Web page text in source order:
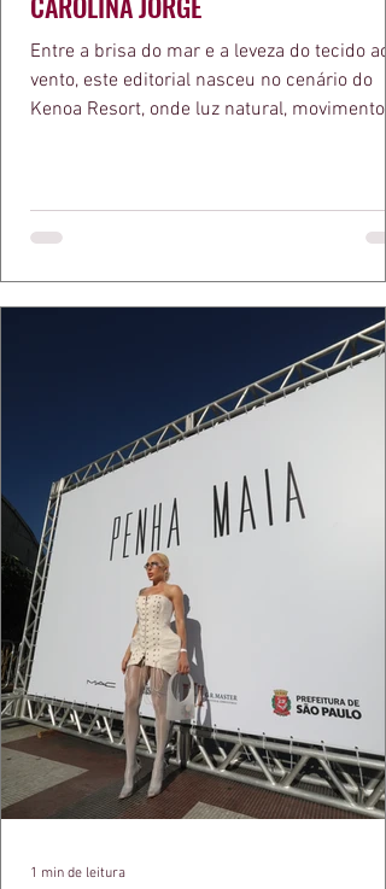
Entre a brisa do mar e a leveza do tecido ao
vento, este editorial nasceu no cenário do
Kenoa Resort, onde luz natural, movimento e
algo de intemporal em vestir o vento e
que ele conduza a cena. Cada dobra do
cada reflexo dourado da luz sobre a pe
1 min de leitura